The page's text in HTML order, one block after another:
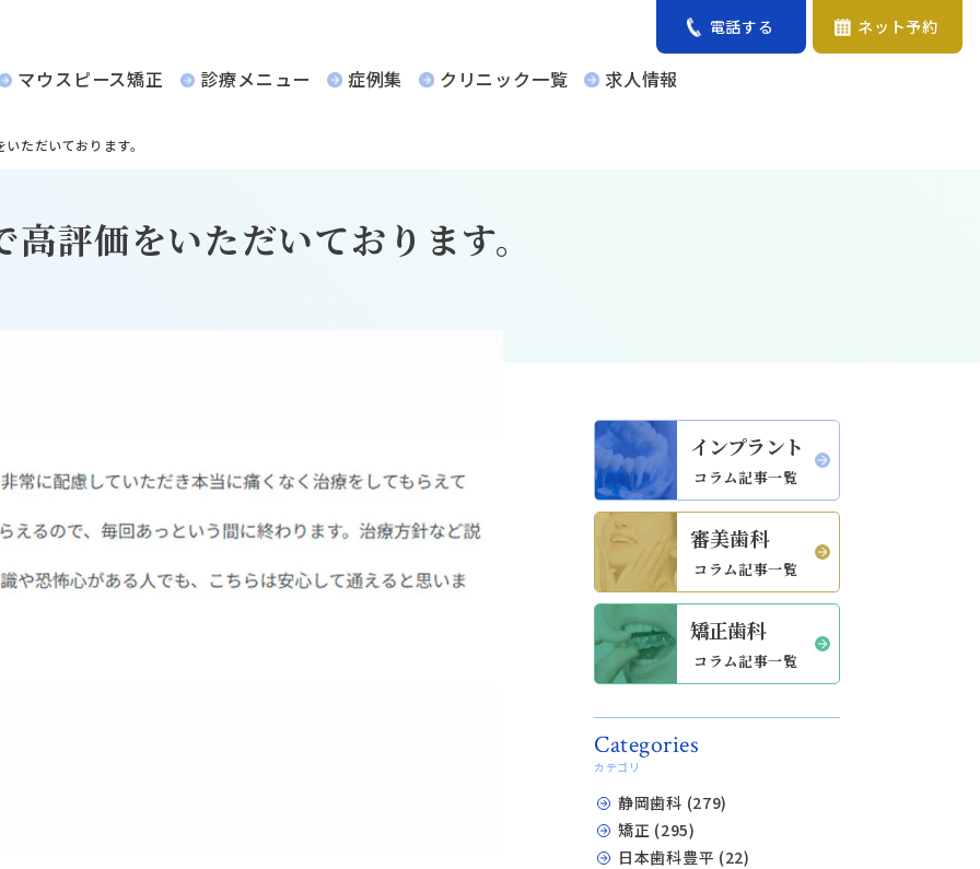
電話する ネット予約
マウスピース矯正 診療メニュー 症例集 クリニック一覧 求人情報
ただいております。
評価をいただいております。
インプラント
コラム記事一覧
審美歯科
コラム記事一覧
矯正歯科
コラム記事一覧
Categories
カテゴリ
静岡歯科 (279)
矯正 (295)
日本歯科豊平 (22)